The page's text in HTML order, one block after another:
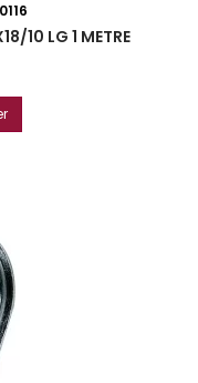
10 LG 1 METRE